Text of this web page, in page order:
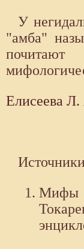
У
"амба"
Елисеева
Мифы